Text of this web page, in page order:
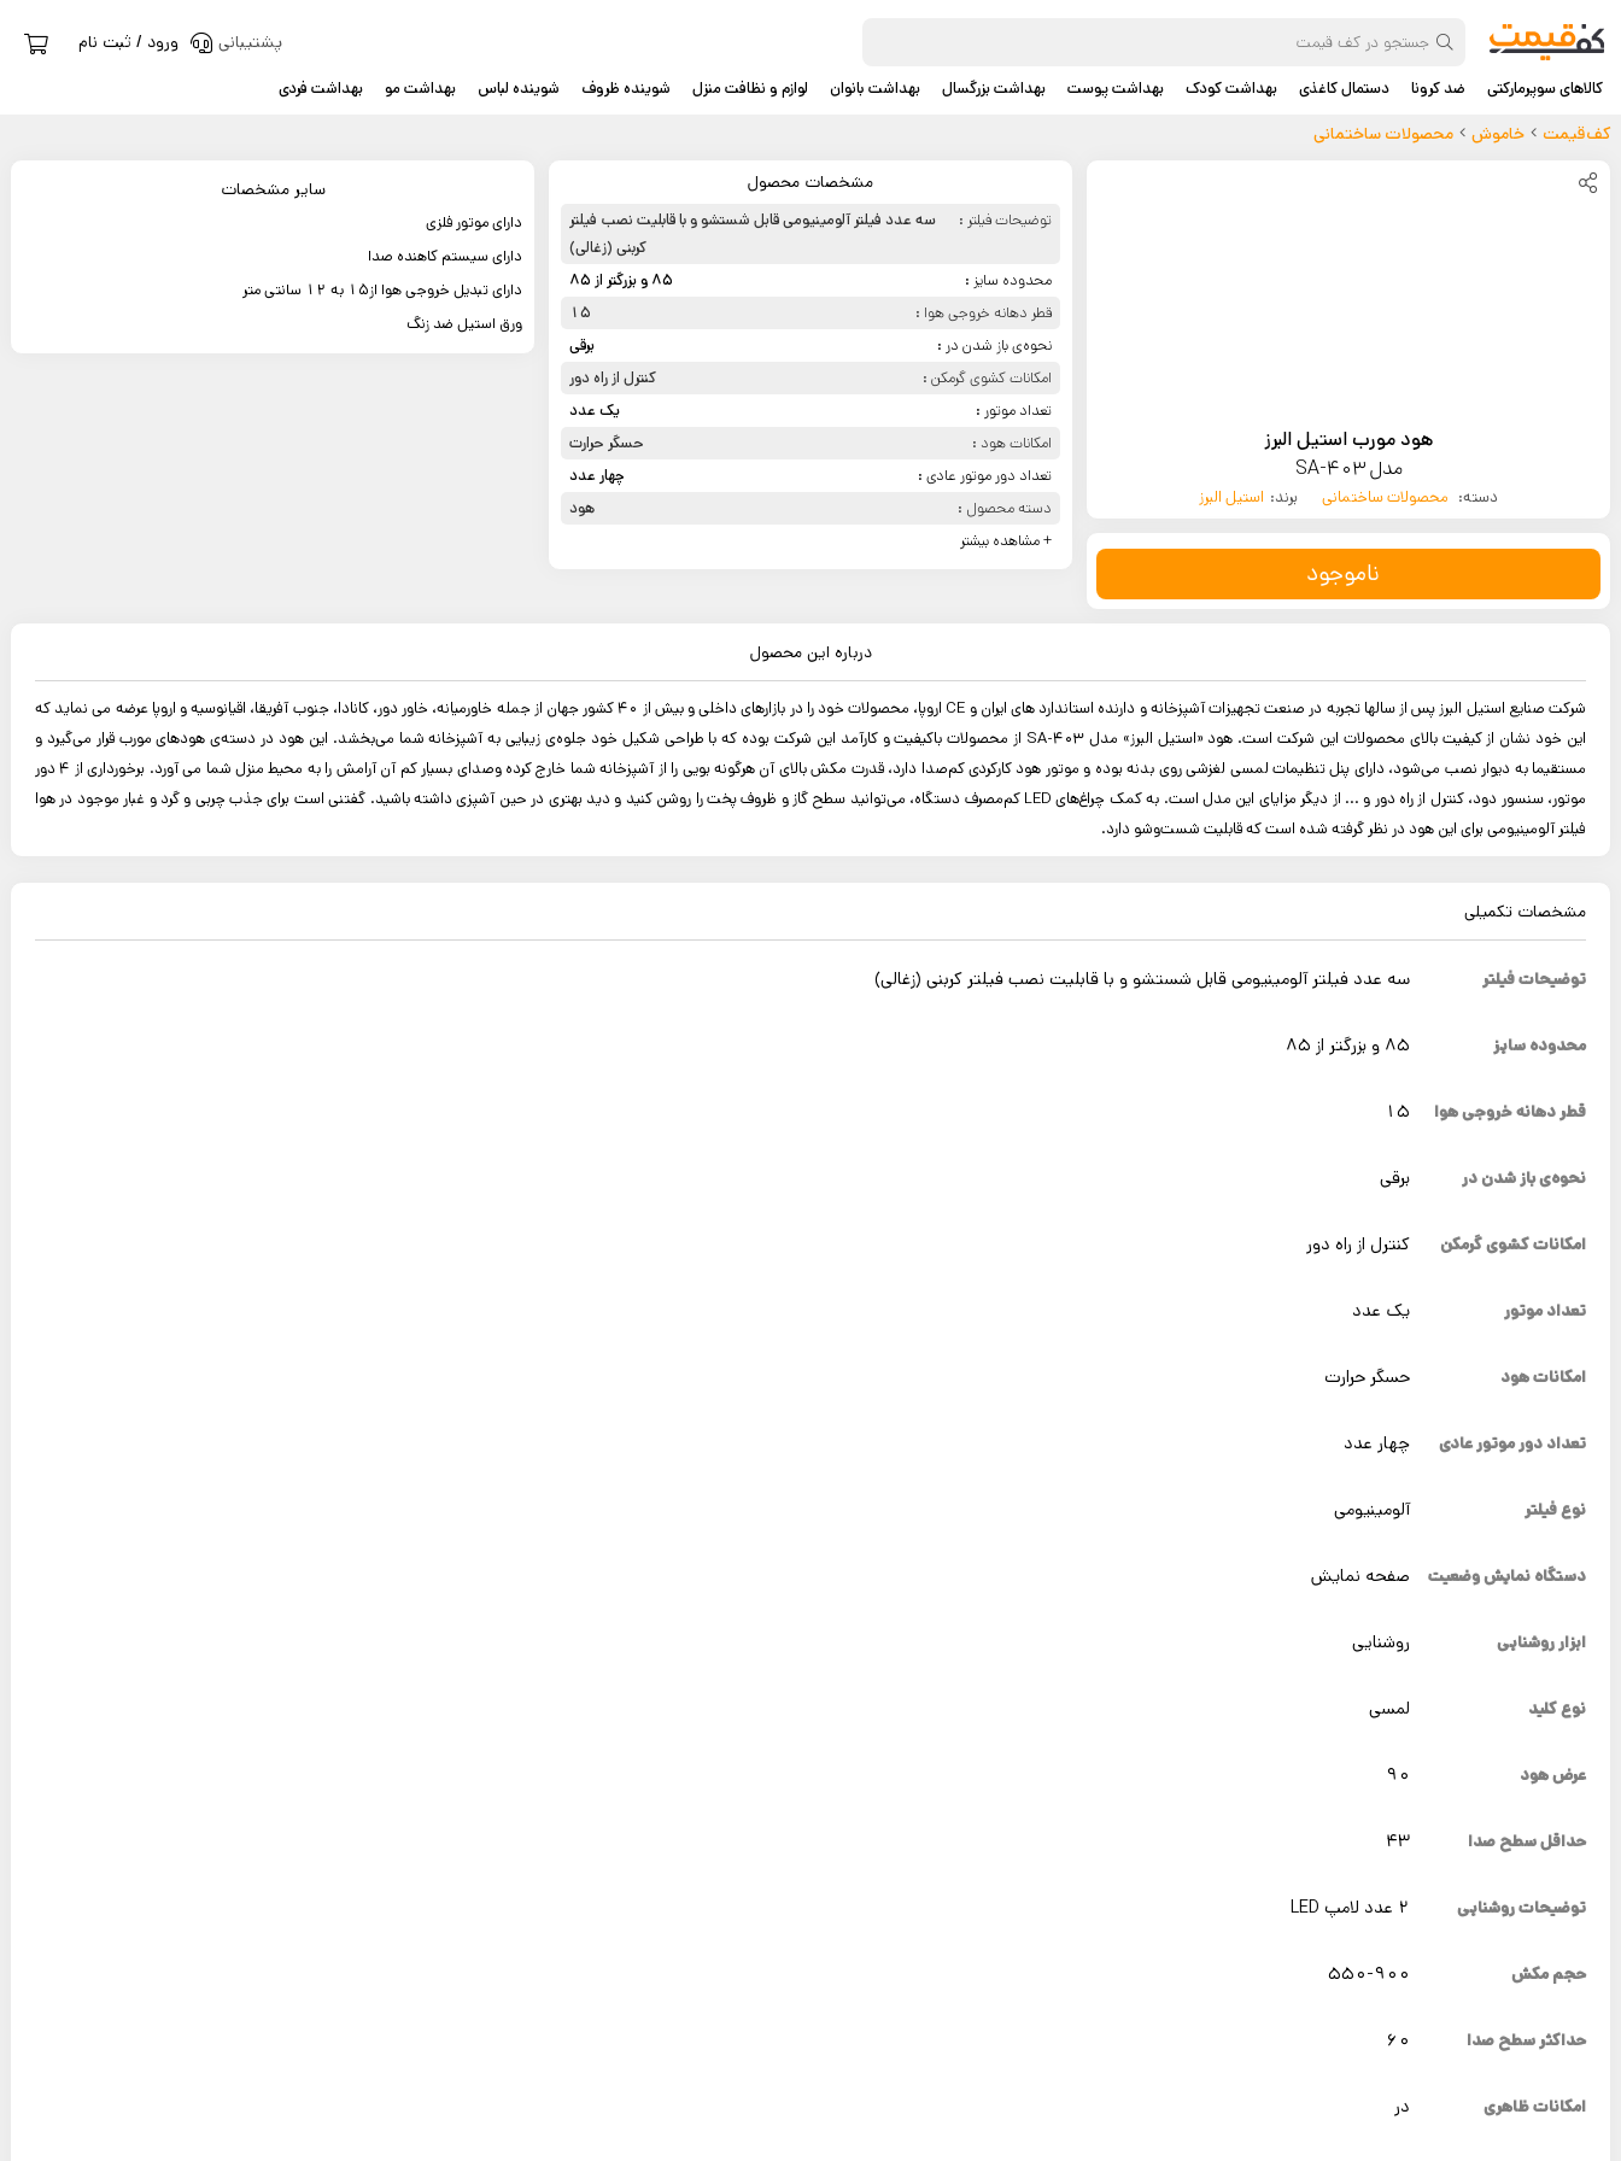
ورود / ثبت نام پشتیبانی
کالاهای سوپرمارکتی ضد کرونا دستمال کاغذی بهداشت کودک بهداشت پوست بهداشت بزرگسال بهداشت بانوان لوازم و نظافت منزل شوینده ظروف شوینده لباس بهداشت مو بهداشت فردی
کف‌قیمت خاموش محصولات ساختمانی
هود مورب استیل البرز
مدل SA-403
دسته: محصولات ساختمانی برند: استیل البرز
ناموجود
مشخصات محصول
توضیحات فیلتر :
سه عدد فیلتر آلومینیومی قابل شستشو و با قابلیت نصب فیلتر
کربنی (زغالی)
محدوده سایز :
85 و بزرگتر از 85
قطر دهانه خروجی هوا :
15
نحوه‌ی باز شدن در :
برقی
امکانات کشوی گرمکن :
کنترل از راه دور
تعداد موتور :
یک عدد
امکانات هود :
حسگر حرارت
تعداد دور موتور عادی :
چهار عدد
دسته محصول :
هود
+ مشاهده بیشتر
سایر مشخصات
دارای موتور فلزی
دارای سیستم کاهنده صدا
دارای تبدیل خروجی هوا از15 به 12 سانتی متر
ورق استیل ضد زنگ
درباره این محصول
شرکت صنایع استیل البرز پس از سالها تجربه در صنعت تجهیزات آشپزخانه و دارنده استاندارد های ایران و CE اروپا، محصولات خود را در بازارهای داخلی و بیش از ۴۰ کشور جهان از جمله خاورمیانه، خاور دور، کانادا، جنوب آفریقا، اقیانوسیه و اروپا عرضه می نماید که
این خود نشان از کیفیت بالای محصولات این شرکت است. هود «استیل البرز» مدل SA-403 از محصولات باکیفیت و کارآمد این شرکت بوده که با طراحی شکیل خود جلوه‌ی زیبایی به آشپزخانه شما می‌بخشد. این هود در دسته‌ی هودهای مورب قرار می‌گیرد و
مستقیما به دیوار نصب می‌شود، دارای پنل تنظیمات لمسی لغزشی روی بدنه بوده و موتور هود کارکردی کم‌صدا دارد، قدرت مکش بالای آن هرگونه بویی را از آشپزخانه شما خارج کرده وصدای بسیار کم آن آرامش را به محیط منزل شما می آورد. برخورداری از 4 دور
موتور، سنسور دود، کنترل از راه دور و ... از دیگر مزایای این مدل است. به کمک چراغ‌های LED کم‌مصرف دستگاه، می‌توانید سطح گاز و ظروف پخت را روشن کنید و دید بهتری در حین آشپزی داشته باشید. گفتنی است برای جذب چربی و گرد و غبار موجود در هوا
فیلتر آلومینیومی برای این هود در نظر گرفته شده است که قابلیت شست‌وشو دارد.
مشخصات تکمیلی
توضیحات فیلتر سه عدد فیلتر آلومینیومی قابل شستشو و با قابلیت نصب فیلتر کربنی (زغالی)
محدوده سایز 85 و بزرگتر از 85
قطر دهانه خروجی هوا 15
نحوه‌ی باز شدن در برقی
امکانات کشوی گرمکن کنترل از راه دور
تعداد موتور یک عدد
امکانات هود حسگر حرارت
تعداد دور موتور عادی چهار عدد
نوع فیلتر آلومینیومی
دستگاه نمایش وضعیت صفحه نمایش
ابزار روشنایی روشنایی
نوع کلید لمسی
عرض هود 90
حداقل سطح صدا 43
توضیحات روشنایی 2 عدد لامپ LED
حجم مکش 550-900
حداکثر سطح صدا 60
امکانات ظاهری در